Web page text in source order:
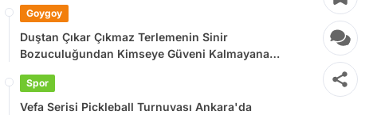
Goygoy
Duştan Çıkar Çıkmaz Terlemenin Sinir
Bozuculuğundan Kimseye Güveni Kalmayana
Spor
Vefa Serisi Pickleball Turnuvası Ankara'da